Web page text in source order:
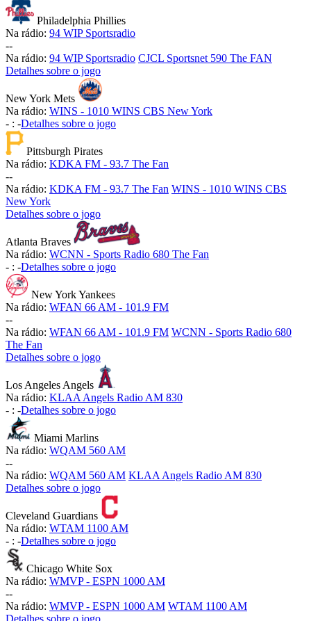
Philadelphia Phillies
Na rádio: 94 WIP Sportsradio
--
Na rádio: 94 WIP Sportsradio CJCL Sportsnet 590 The FAN
Detalhes sobre o jogo
New York Mets
Na rádio: WINS - 1010 WINS CBS New York
- : -Detalhes sobre o jogo
Pittsburgh Pirates
Na rádio: KDKA FM - 93.7 The Fan
--
Na rádio: KDKA FM - 93.7 The Fan WINS - 1010 WINS CBS
New York
Detalhes sobre o jogo
Atlanta Braves
Na rádio: WCNN - Sports Radio 680 The Fan
- : -Detalhes sobre o jogo
New York Yankees
Na rádio: WFAN 66 AM - 101.9 FM
--
Na rádio: WFAN 66 AM - 101.9 FM WCNN - Sports Radio 680
The Fan
Detalhes sobre o jogo
Los Angeles Angels
Na rádio: KLAA Angels Radio AM 830
- : -Detalhes sobre o jogo
Miami Marlins
Na rádio: WQAM 560 AM
--
Na rádio: WQAM 560 AM KLAA Angels Radio AM 830
Detalhes sobre o jogo
Cleveland Guardians
Na rádio: WTAM 1100 AM
- : -Detalhes sobre o jogo
Chicago White Sox
Na rádio: WMVP - ESPN 1000 AM
--
Na rádio: WMVP - ESPN 1000 AM WTAM 1100 AM